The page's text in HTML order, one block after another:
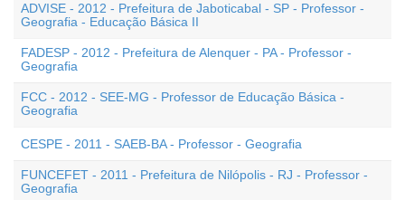
ADVISE - 2012 - Prefeitura de Jaboticabal - SP - Professor -
Geografia - Educação Básica II
FADESP - 2012 - Prefeitura de Alenquer - PA - Professor -
Geografia
FCC - 2012 - SEE-MG - Professor de Educação Básica -
Geografia
CESPE - 2011 - SAEB-BA - Professor - Geografia
FUNCEFET - 2011 - Prefeitura de Nilópolis - RJ - Professor -
Geografia